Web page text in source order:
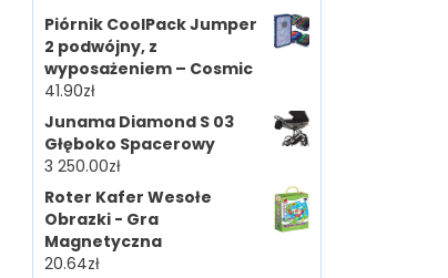
Piórnik CoolPack Jumper
2 podwójny, z
wyposażeniem – Cosmic
41.90zł
Junama Diamond S 03
Głęboko Spacerowy
3 250.00zł
Roter Kafer Wesołe
Obrazki - Gra
Magnetyczna
20.64zł